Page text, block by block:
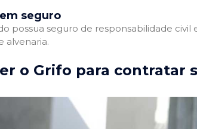
seguro
possua seguro de responsabilidade
alvenaria.
o Grifo para contratar